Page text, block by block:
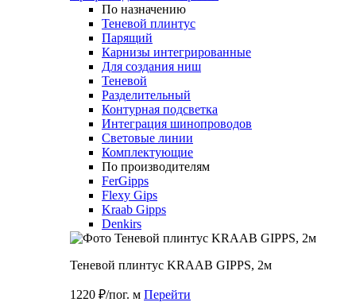
По назначению
Теневой плинтус
Парящий
Карнизы интегрированные
Для создания ниш
Теневой
Разделительный
Контурная подсветка
Интеграция шинопроводов
Световые линии
Комплектующие
По производителям
FerGipps
Flexy Gips
Kraab Gipps
Denkirs
Теневой плинтус KRAAB GIPPS, 2м
1220 ₽/пог. м Перейти